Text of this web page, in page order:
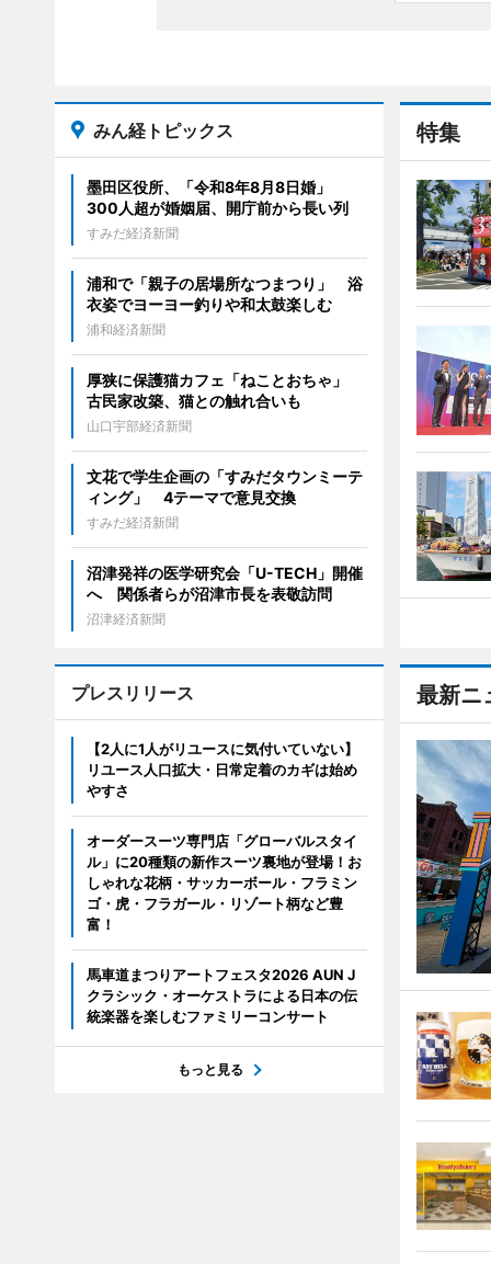
特集
最新ニ
みん経トピックス
墨田区役所、「令和8年8月8日婚」
300人超が婚姻届、開庁前から長い列
すみだ経済新聞
浦和で「親子の居場所なつまつり」 浴
衣姿でヨーヨー釣りや和太鼓楽しむ
浦和経済新聞
厚狭に保護猫カフェ「ねことおちゃ」
古民家改築、猫との触れ合いも
山口宇部経済新聞
文花で学生企画の「すみだタウンミーテ
ィング」 4テーマで意見交換
すみだ経済新聞
沼津発祥の医学研究会「U-TECH」開催
へ 関係者らが沼津市長を表敬訪問
沼津経済新聞
プレスリリース
【2人に1人がリユースに気付いていない】
リユース人口拡大・日常定着のカギは始め
やすさ
オーダースーツ専門店「グローバルスタイ
ル」に20種類の新作スーツ裏地が登場！お
しゃれな花柄・サッカーボール・フラミン
ゴ・虎・フラガール・リゾート柄など豊
富！
馬車道まつりアートフェスタ2026 AUN J
クラシック・オーケストラによる日本の伝
統楽器を楽しむファミリーコンサート
もっと見る